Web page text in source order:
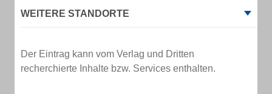
WEITERE STANDORTE
Der Eintrag kann vom Verlag und Dritten
recherchierte Inhalte bzw. Services enthalten.